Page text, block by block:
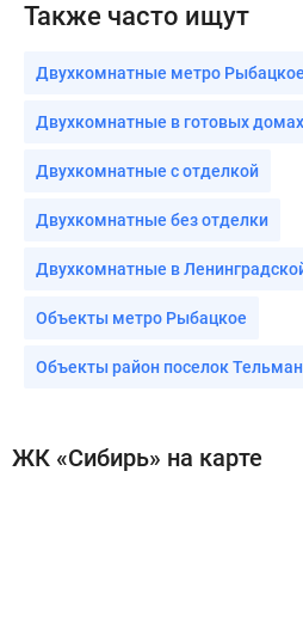
Также часто ищут
Двухкомнатные метро Рыбацкое
Двухкомнатные в готовых домах
Двухкомнатные с отделкой
Двухкомнатные без отделки
Двухкомнатные в
Объекты метро Рыбацкое
Объекты район поселок
ЖК «Сибирь» на карте